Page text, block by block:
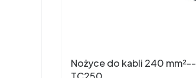
Nożyce do kabli 240 mm²--